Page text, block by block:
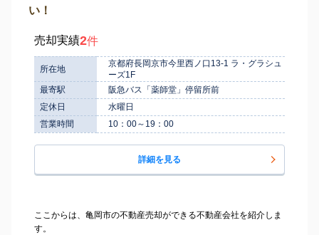
い！
売却実績2件
所在地
京都府長岡京市今里西ノ口13-1 ラ・グラシュ
ーズ1F
最寄駅
阪急バス「薬師堂」停留所前
定休日
水曜日
営業時間
10：00～19：00
詳細を見る
ここからは、亀岡市の不動産売却ができる不動産会社を紹介しま
す。